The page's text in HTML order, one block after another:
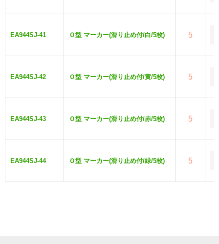
EA944SJ-41 Ｏ型 マーカー(滑り止め付/白/5枚) 5
EA944SJ-42 Ｏ型 マーカー(滑り止め付/黄/5枚) 5
EA944SJ-43 Ｏ型 マーカー(滑り止め付/赤/5枚) 5
EA944SJ-44 Ｏ型 マーカー(滑り止め付/緑/5枚) 5